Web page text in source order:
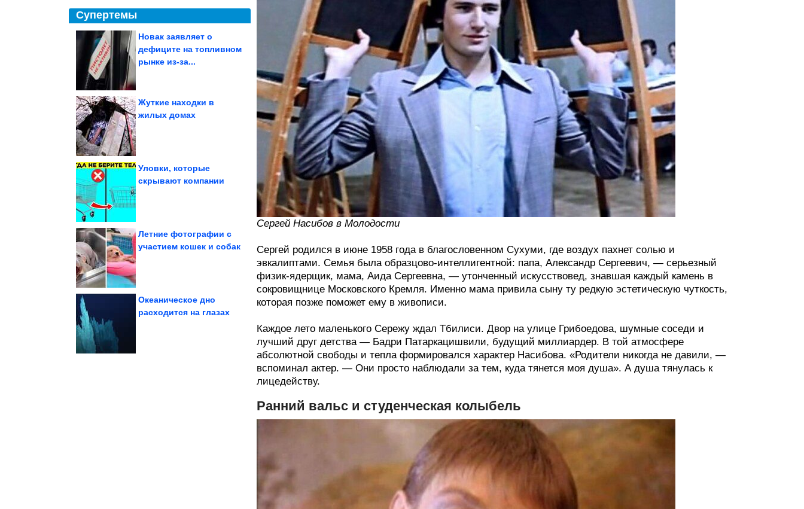
Супертемы
Курорты
1970-х годов
Новак заявляет о
дефиците на топливном
рынке из-за...
Улыбка загружается...
Жуткие находки в
жилых домах
Уловки, которые
скрывают компании
Илон Маск согласился с
Летние фотографии с
участием кошек и собак
Океаническое дно
расходится на глазах
Сергей Насибов в Молодости
Сергей родился в июне 1958 года в благословенном Сухуми, где воздух пахнет солью и
эвкалиптами. Семья была образцово-интеллигентной: папа, Александр Сергеевич, — серьезный
физик-ядерщик, мама, Аида Сергеевна, — утонченный искусствовед, знавшая каждый камень в
сокровищнице Московского Кремля. Именно мама привила сыну ту редкую эстетическую чуткость,
которая позже поможет ему в живописи.
Каждое лето маленького Сережу ждал Тбилиси. Двор на улице Грибоедова, шумные соседи и
лучший друг детства — Бадри Патаркацишвили, будущий миллиардер. В той атмосфере
абсолютной свободы и тепла формировался характер Насибова. «Родители никогда не давили, —
вспоминал актер. — Они просто наблюдали за тем, куда тянется моя душа». А душа тянулась к
лицедейству.
Ранний вальс и студенческая колыбель